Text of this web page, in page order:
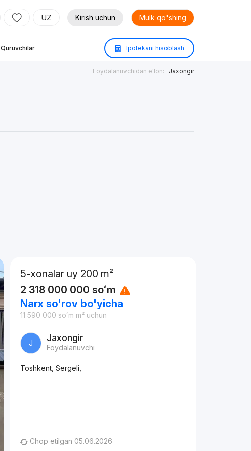
UZ Kirish uchun Mulk qo'shing
Quruvchilar Ipotekani hisoblash
Foydalanuvchidan e'lon: Jaxongir
5-xonalar uy 200 m²
2 318 000 000 soʻm
Narx so'rov bo'yicha
11 590 000 soʻm m² uchun
J Jaxongir
Foydalanuvchi
Toshkent, Sergeli,
Chop etilgan 05.06.2026